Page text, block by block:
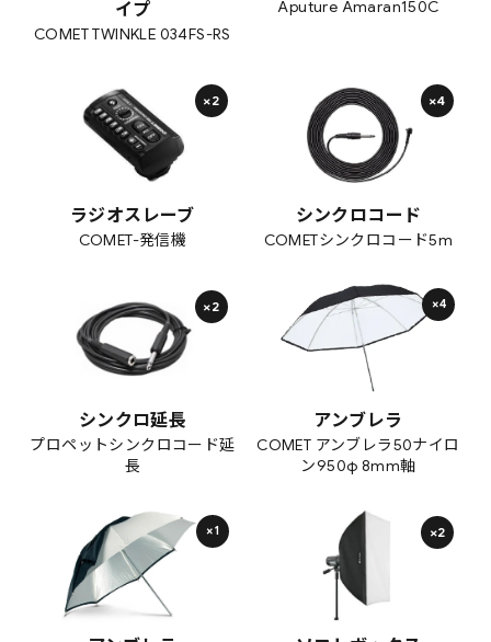
イプ
COMET TWINKLE 034FS-RS
Aputure Amaran150C
ラジオスレーブ
COMET-発信機
×2
シンクロコード
COMETシンクロコード5m
×4
シンクロ延長
プロペットシンクロコード延
長
×2
アンブレラ
COMET アンブレラ50ナイロ
ン950φ 8mm軸
×4
×1 ×2